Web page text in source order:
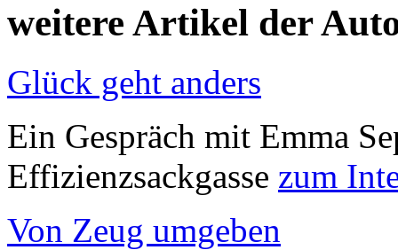
weitere Artikel der
Glück geht anders
Ein Gespräch mit Emma
Effizienzsackgasse zum
Von Zeug umgeben